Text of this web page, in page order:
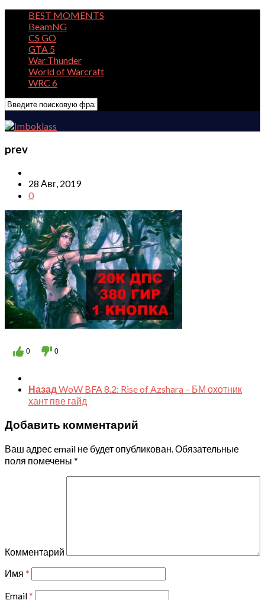
BEST MOMENTS
BeamNG
CS GO
GTA 5
War Thunder
World of Warcraft
WRC 6
prev
28 Авг, 2019
0
0 0
НазадWoW BFA 8.2: Rise of Azshara – БМ охотник
хант пве гайд
Добавить комментарий
Ваш адрес email не будет опубликован.Обязательные
поля помечены *
Комментарий
Имя *
Email*